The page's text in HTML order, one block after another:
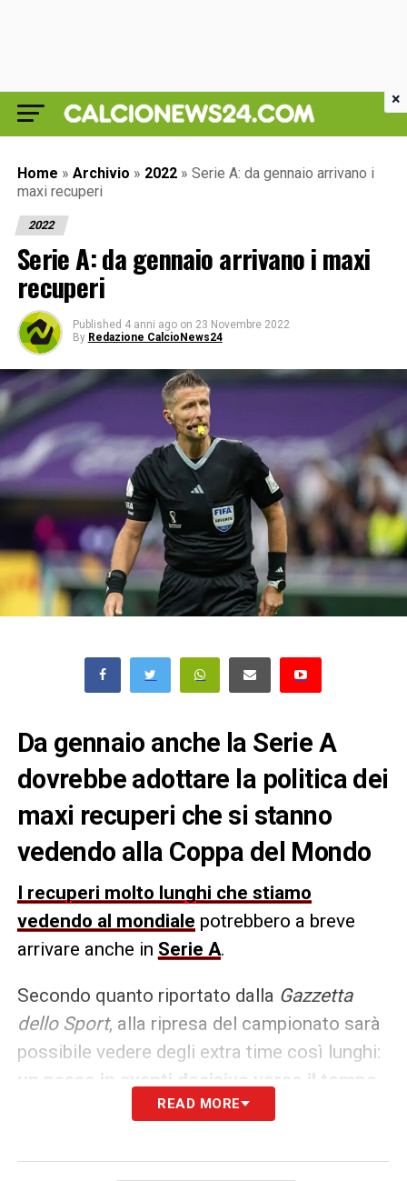
Home » Archivio » 2022 » Serie A: da gennaio arrivano i
maxi recuperi
2022
Serie A: da gennaio arrivano i maxi
recuperi
Published 4 anni ago on 23 Novembre 2022
By Redazione CalcioNews24
Da gennaio anche la Serie A
dovrebbe adottare la politica dei
maxi recuperi che si stanno
vedendo alla Coppa del Mondo
I recuperi molto lunghi che stiamo
vedendo al mondiale potrebbero a breve
arrivare anche in Serie A.
Secondo quanto riportato dalla Gazzetta
dello Sport, alla ripresa del campionato sarà
possibile vedere degli extra time così lunghi:
un passo in avanti decisivo verso il tempo
LA PLAYLIST DELLE NOSTRE TOP NEWS
READ MORE
×